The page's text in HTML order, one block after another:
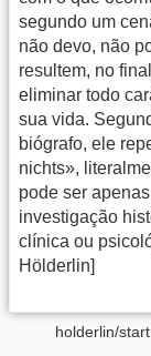
segundo um
não devo, não
resultem, no
eliminar todo
sua vida.
biógrafo, ele
nichts»,
pode ser
investigação
clínica ou
Hölderlin]
holderlin/